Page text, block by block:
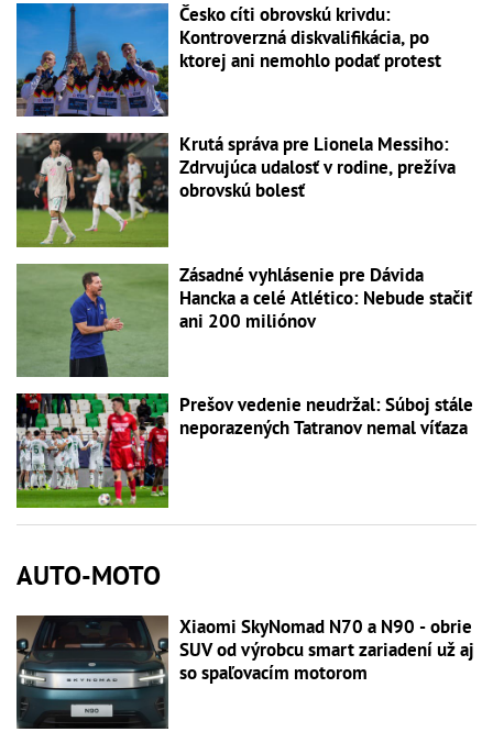
Česko cíti obrovskú krivdu:
Kontroverzná diskvalifikácia, po
ktorej ani nemohlo podať protest
Krutá správa pre Lionela Messiho:
Zdrvujúca udalosť v rodine, prežíva
obrovskú bolesť
Zásadné vyhlásenie pre Dávida
Hancka a celé Atlético: Nebude stačiť
ani 200 miliónov
Prešov vedenie neudržal: Súboj stále
neporazených Tatranov nemal víťaza
AUTO-MOTO
Xiaomi SkyNomad N70 a N90 - obrie
SUV od výrobcu smart zariadení už aj
so spaľovacím motorom